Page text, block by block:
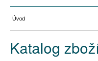
Úvod
Katalog